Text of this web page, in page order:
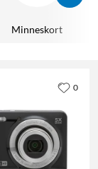
Minneskort
0